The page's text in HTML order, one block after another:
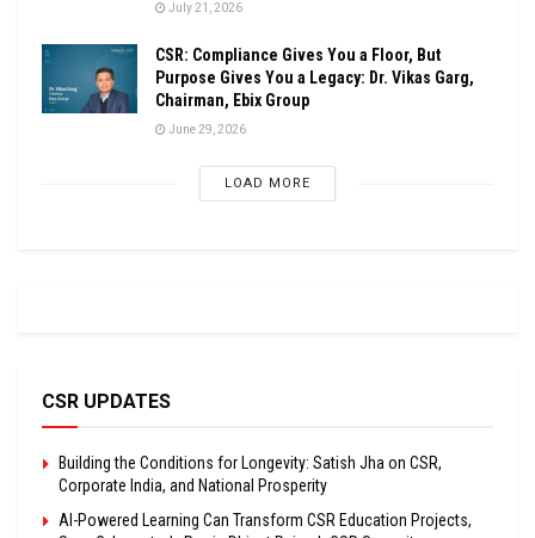
July 21, 2026
CSR: Compliance Gives You a Floor, But
Purpose Gives You a Legacy: Dr. Vikas Garg,
Chairman, Ebix Group
June 29, 2026
LOAD MORE
CSR UPDATES
Building the Conditions for Longevity: Satish Jha on CSR,
Corporate India, and National Prosperity
AI-Powered Learning Can Transform CSR Education Projects,